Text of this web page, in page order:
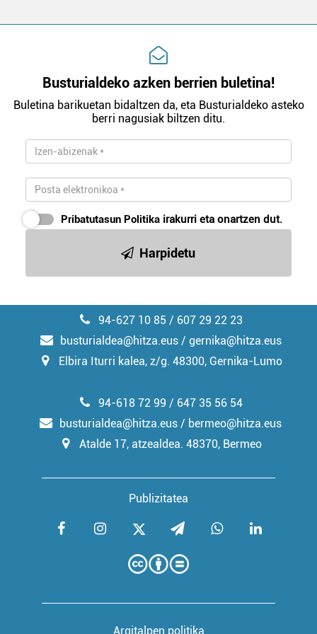
Busturialdeko azken berrien buletina!
Buletina barikuetan bidaltzen da, eta Busturialdeko asteko
berri nagusiak biltzen ditu.
Pribatutasun Politika irakurri eta onartzen dut.
Harpidetu
94-627 10 85 / 607 29 22 23
busturialdea@hitza.eus / gernika@hitza.eus
Elbira Iturri kalea, z/g. 48300, Gernika-Lumo
Publizitatea
94-618 72 99 / 647 35 56 54
busturialdea@hitza.eus / bermeo@hitza.eus
Atalde 17, atzealdea. 48370, Bermeo
Argitalpen politika